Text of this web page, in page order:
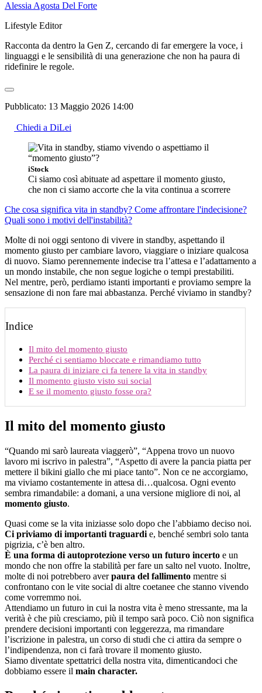
Alessia Agosta Del Forte
Lifestyle Editor
Racconta da dentro la Gen Z, cercando di far emergere la voce, i
linguaggi e le sensibilità di una generazione che non ha paura di
ridefinire le regole.
Pubblicato: 13 Maggio 2026 14:00
Chiedi a DiLei
iStock
Ci siamo così abituate ad aspettare il momento giusto,
che non ci siamo accorte che la vita continua a scorrere
Che cosa significa vita in standby? Come affrontare l'indecisione?
Quali sono i motivi dell'instabilità?
Molte di noi oggi sentono di vivere in standby, aspettando il
momento giusto per cambiare lavoro, viaggiare o iniziare qualcosa
di nuovo. Siamo perennemente indecise tra l’attesa e l’adattamento a
un mondo instabile, che non segue logiche o tempi prestabiliti.
Nel mentre, però, perdiamo istanti importanti e proviamo sempre la
sensazione di non fare mai abbastanza. Perché viviamo in standby?
Indice
Il mito del momento giusto
Perché ci sentiamo bloccate e rimandiamo tutto
La paura di iniziare ci fa tenere la vita in standby
Il momento giusto visto sui social
E se il momento giusto fosse ora?
Il mito del momento giusto
“Quando mi sarò laureata viaggerò”, “Appena trovo un nuovo
lavoro mi iscrivo in palestra”, “Aspetto di avere la pancia piatta per
mettere il bikini giallo che mi piace tanto”. Non ce ne accorgiamo,
ma viviamo costantemente in attesa di…qualcosa. Ogni evento
sembra rimandabile: a domani, a una versione migliore di noi, al
momento giusto.
Quasi come se la vita iniziasse solo dopo che l’abbiamo deciso noi.
Ci priviamo di importanti traguardi e, benché sembri solo tanta
pigrizia, c’è ben altro.
È una forma di autoprotezione verso un futuro incerto e un
mondo che non offre la stabilità per fare un salto nel vuoto. Inoltre,
molte di noi potrebbero averpaura del fallimento mentre si
confrontano con le vite social di altre coetanee che stanno vivendo
come vorremmo noi.
Attendiamo un futuro in cui la nostra vita è meno stressante, ma la
verità è che più cresciamo, più il tempo sarà poco. Ciò non significa
prendere decisioni importanti con leggerezza, ma rimandare
l’iscrizione in palestra, un corso di studi che ci attira da sempre o
l’indipendenza, non ci farà trovare il momento giusto.
Siamo diventate spettatrici della nostra vita, dimenticandoci che
dobbiamo essere il main character.